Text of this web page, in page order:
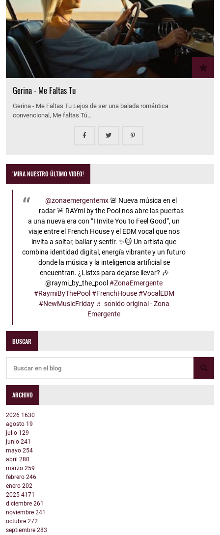
Gerina - Me Faltas Tu
Gerina - Me Faltas Tu Lejos de ser una balada romántica
convencional, Me faltas Tú…
!MIRA NUESTRO ÚLTIMO VIDEO!
@zonaemergentemx🚨 Nueva música en el
radar 🚨 RAYmi by the Pool nos abre las puertas
a una nueva era con “I Invite You to Feel Good”, un
viaje entre el French House y el EDM vocal que nos
invita a soltar, bailar y sentir. ✨🐱 Un artista que
combina identidad digital, energía vibrante y un futuro
donde la música y la inteligencia artificial se
encuentran. ¿Listxs para dejarse llevar? 🎶
@raymi_by_the_pool#ZonaEmergente
#RaymiByThePool #FrenchHouse #VocalEDM
#NewMusicFriday ♬ sonido original - Zona
Emergente
BUSCAR
ARCHIVO
2026 1630
agosto 19
julio 129
junio 241
mayo 254
abril 280
marzo 259
febrero 246
enero 202
2025 4171
diciembre 261
noviembre 241
octubre 272
septiembre 283